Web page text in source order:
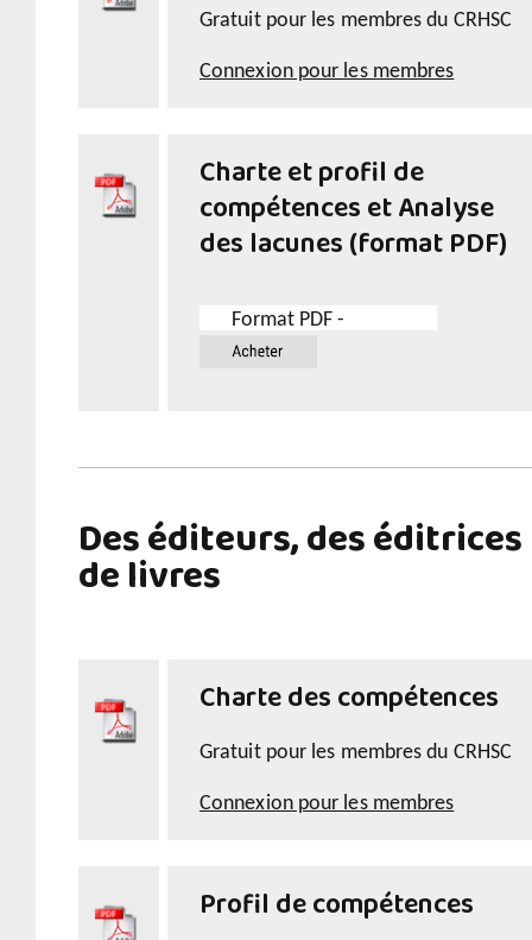
Gratuit pour les membres du CRHSC
Connexion pour les membres
Charte et profil de
compétences et Analyse
des lacunes (format PDF)
Format PDF -
$14.99
Des éditeurs, des éditrices
de livres
Charte des compétences
Gratuit pour les membres du CRHSC
Connexion pour les membres
Profil de compétences